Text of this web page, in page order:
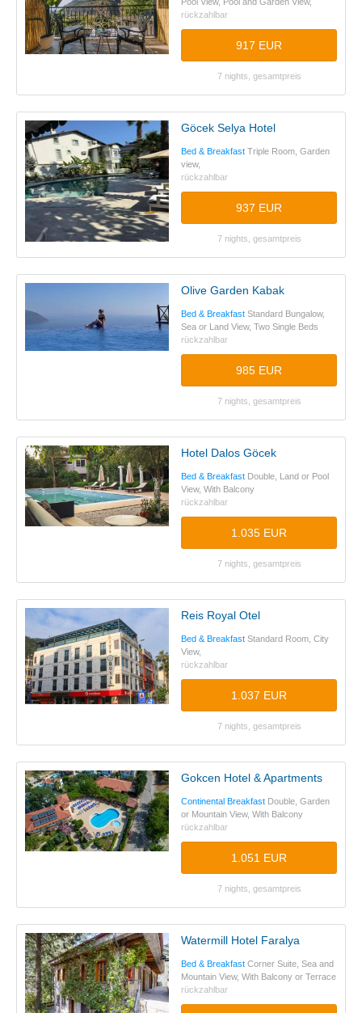
rückzahlbar
917 EUR
7 nights, gesamtpreis
Göcek Selya Hotel
Bed & Breakfast Triple Room, Garden
view,
rückzahlbar
937 EUR
7 nights, gesamtpreis
Olive Garden Kabak
Bed & Breakfast Standard Bungalow,
Sea or Land View, Two Single Beds
rückzahlbar
985 EUR
7 nights, gesamtpreis
Hotel Dalos Göcek
Bed & Breakfast Double, Land or Pool
View, With Balcony
rückzahlbar
1.035 EUR
7 nights, gesamtpreis
Reis Royal Otel
Bed & Breakfast Standard Room, City
View,
rückzahlbar
1.037 EUR
7 nights, gesamtpreis
Gokcen Hotel & Apartments
Continental Breakfast Double, Garden
or Mountain View, With Balcony
rückzahlbar
1.051 EUR
7 nights, gesamtpreis
Watermill Hotel Faralya
Bed & Breakfast Corner Suite, Sea and
Mountain View, With Balcony or Terrace
rückzahlbar